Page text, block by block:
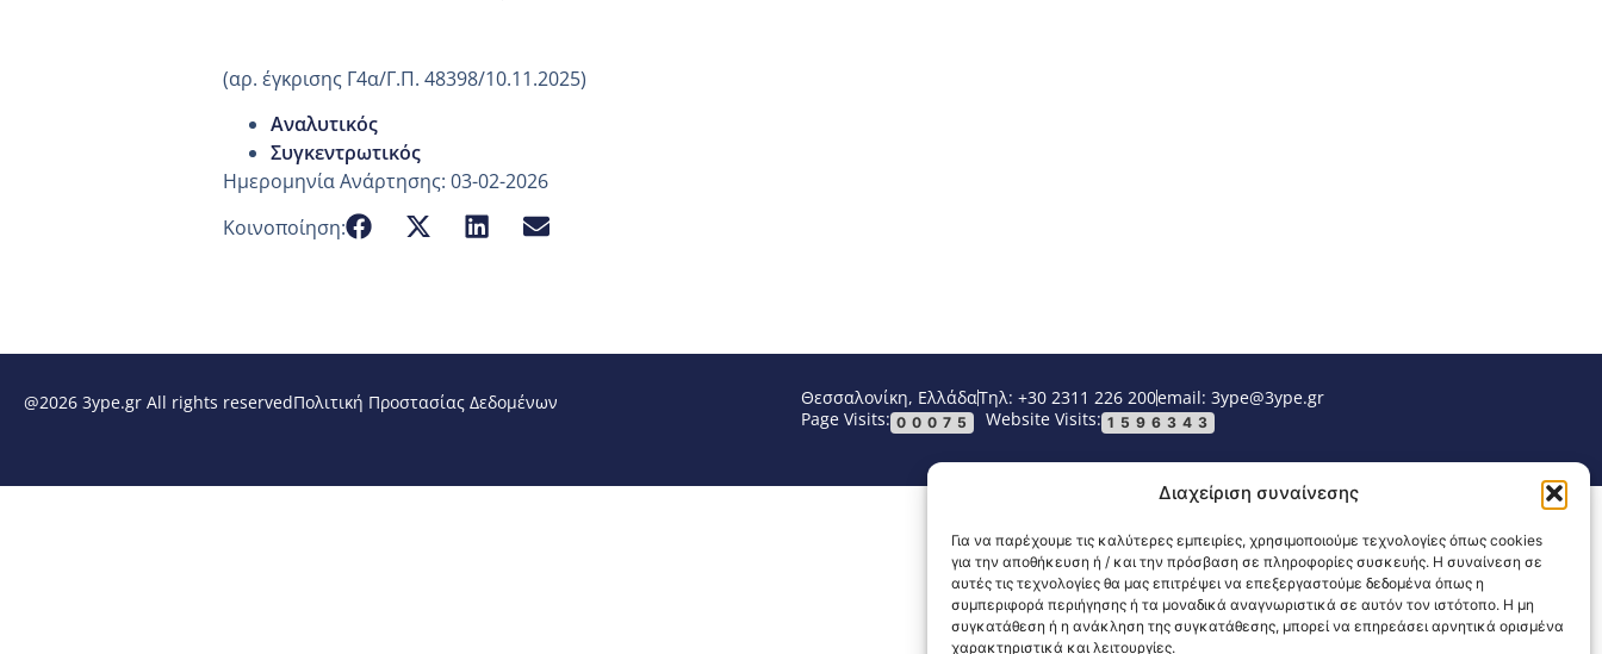
Διαχείριση συναίνεσης
Για να παρέχουμε τις καλύτερες εμπειρίες, χρησιμοποιούμε τεχνολογίες όπως cookies
για την αποθήκευση ή / και την πρόσβαση σε πληροφορίες συσκευής. Η συναίνεση σε
αυτές τις τεχνολογίες θα μας επιτρέψει να επεξεργαστούμε δεδομένα όπως η
συμπεριφορά περιήγησης ή τα μοναδικά αναγνωριστικά σε αυτόν τον ιστότοπο. Η μη
συγκατάθεση ή η ανάκληση της συγκατάθεσης, μπορεί να επηρεάσει αρνητικά ορισμένα
χαρακτηριστικά και λειτουργίες.
(αρ. έγκρισης Γ4α/Γ.Π. 48398/10.11.2025)
Αναλυτικός
Συγκεντρωτικός
Ημερομηνία Ανάρτησης: 03-02-2026
Κοινοποίηση:
@2026 3ype.gr All rights reservedΠολιτική Προστασίας Δεδομένων Θεσσαλονίκη, ΕλλάδαΤηλ: +30 2311 226 200email: 3ype@3ype.gr
Page Visits: 00075 Website Visits: 1596343